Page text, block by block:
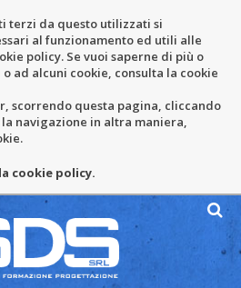
terzi da questo utilizzati si
al funzionamento ed utili alle
policy. Se vuoi saperne di più o
ad alcuni cookie, consulta la cookie
scorrendo questa pagina, cliccando
navigazione in altra maniera,
cookie policy.